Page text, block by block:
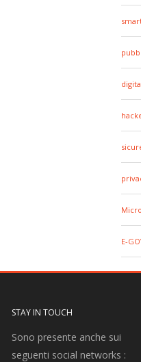
E-
STAY IN TOUCH
Sono presente anche sui
seguenti social networks :